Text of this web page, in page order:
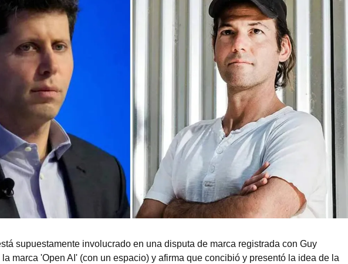
supuestamente involucrado en una disputa de marca registrada con Guy
marca 'Open AI' (con un espacio) y afirma que concibió y presentó la idea de la